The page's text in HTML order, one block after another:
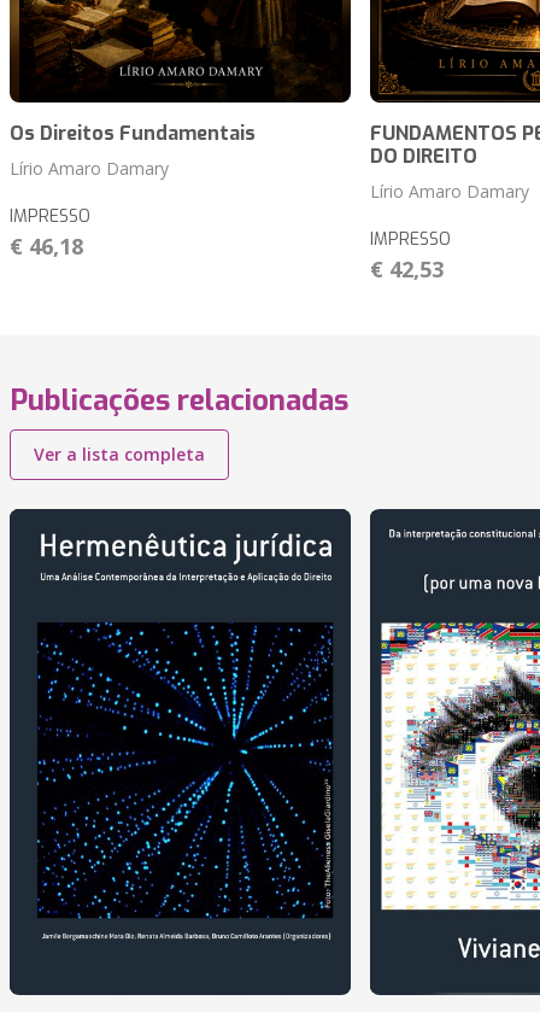
Os Direitos Fundamentais
Lírio Amaro Damary
IMPRESSO
€ 46,18
FUNDAMENTOS
DO DIREITO
Lírio Amaro Damary
IMPRESSO
€ 42,53
Publicações relacionadas
Ver a lista completa